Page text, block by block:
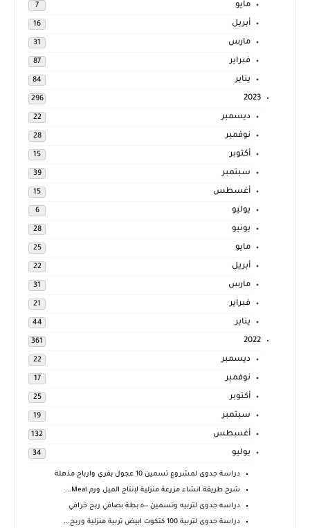
مايو 7
أبريل 16
مارس 31
فبراير 87
يناير 84
2023
296
ديسمبر 22
نوفمبر 28
أكتوبر 15
سبتمبر 39
أغسطس 15
يوليو 6
يونيو 28
مايو 25
أبريل 22
مارس 31
فبراير 21
يناير 44
2022
361
ديسمبر 22
نوفمبر 17
أكتوبر 25
سبتمبر 19
أغسطس 132
يوليو 34
دراسة جدوى لمشروع تسمين 10 عجول بقري وارباح مذهلة
شرح طريقة انشاء مزرعة منزلية لإنتاج الميل ورم Meal...
دراسه جدوى لتربيه وتسمين ٥٠٠ بطة بصافي ربح خرافي
دراسة جدوى لتربية 100 كتكوت ابيض تربية منزلية وربح...